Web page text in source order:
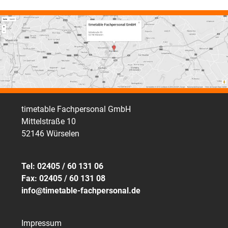
timetable Fachpersonal GmbH
Mittelstraße 10
52146 Würselen
Tel: 02405 / 60 131 06
Fax: 02405 / 60 131 08
info@timetable-fachpersonal.de
Impressum